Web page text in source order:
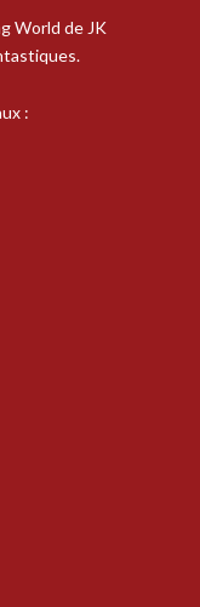
World de JK
: